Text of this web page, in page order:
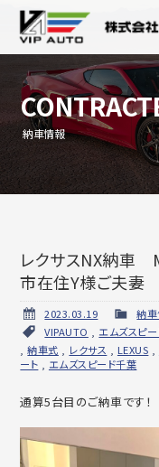
納車情報
レクサスNX納車
市在住Y様ご夫妻
2023.03.19
納
VIPAUTO
エムズスピ
,納車式 レクサス LEXUS
ート
エムズスピード千葉
通算5台目のご納車です！